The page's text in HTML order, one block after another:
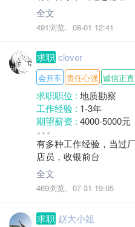
全文
491浏览、 08-01 12:41
求职 clover
会开车 责任心强 诚信正直
求职职位 : 地质勘察
工作经验 : 1-3年
期望薪资 : 4000-5000元
地区 :
有多种工作经验，当过
店员，收银前台
全文
469浏览、 07-31 19:05
求职 赵大小姐